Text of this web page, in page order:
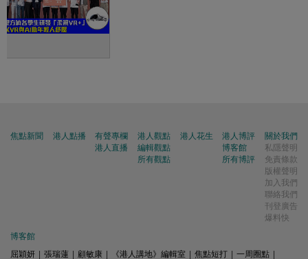
焦點新聞 港人點播
有聲專欄
港人直播
港人觀點
編輯觀點
所有觀點
港人花生
港人博評
博客館
所有博評
關於我們
私隱聲明
免責條款
版權聲明
加入我們
聯絡我們
刊登廣告
爆料快
博客館
屈穎妍
張瑞蓮 顧敏康 《港人講地》編輯室 焦點短打 一周圈點